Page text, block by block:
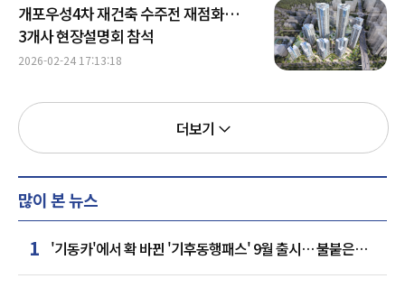
개포우성4차 재건축 수주전 재점화…
3개사 현장설명회 참석
2026-02-24 17:13:18
더보기
많이 본 뉴스
1 '기동카'에서 확 바뀐 '기후동행패스' 9월 출시… 불붙은
카드사 경쟁